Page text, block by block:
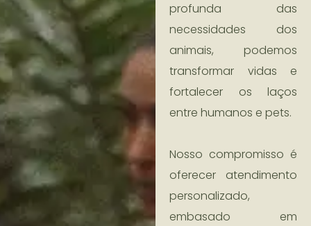
profunda das
necessidades dos
animais, podemos
transformar vidas e
fortalecer os laços
entre humanos e pets.
Nosso compromisso é
oferecer atendimento
personalizado,
embasado em